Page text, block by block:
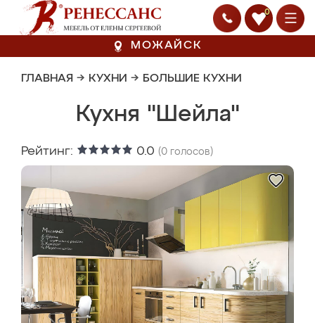
0
МОЖАЙСК
ГЛАВНАЯ → КУХНИ → БОЛЬШИЕ КУХНИ
Кухня "Шейла"
Рейтинг: 0.0 (0 голосов)